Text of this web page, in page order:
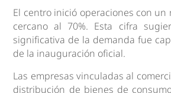
El centro inició operaciones con un
cercano al 70%. Esta cifra
significativa de la demanda fue
de la inauguración oficial.
Las empresas vinculadas al
distribución de bienes de